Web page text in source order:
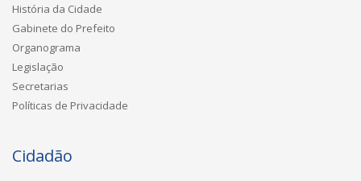
História da Cidade
Gabinete do Prefeito
Organograma
Legislação
Secretarias
Políticas de Privacidade
Cidadão